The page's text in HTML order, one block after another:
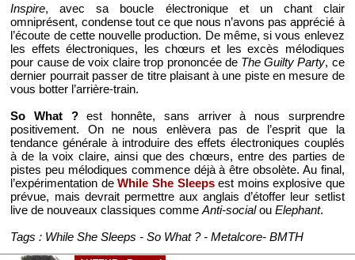
Inspire, avec sa boucle électronique et un chant clair
omniprésent, condense tout ce que nous n’avons pas apprécié à
l’écoute de cette nouvelle production. De même, si vous enlevez
les effets électroniques, les chœurs et les excès mélodiques
pour cause de voix claire trop prononcée de The Guilty Party, ce
dernier pourrait passer de titre plaisant à une piste en mesure de
vous botter l’arrière-train.
So What ?est honnête, sans arriver à nous surprendre
positivement. On ne nous enlèvera pas de l’esprit que la
tendance générale à introduire des effets électroniques couplés
à de la voix claire, ainsi que des chœurs, entre des parties de
pistes peu mélodiques commence déjà à être obsolète. Au final,
l’expérimentation deWhile She Sleepsest moins explosive que
prévue, mais devrait permettre aux anglais d’étoffer leur setlist
live de nouveaux classiques commeAnti-socialouElephant.
Tags : While She Sleeps - So What ? - Metalcore- BMTH